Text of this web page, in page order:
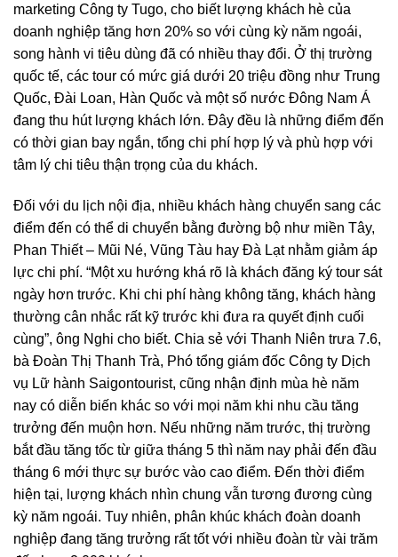
marketing Công ty Tugo, cho biết lượng khách hè của
doanh nghiệp tăng hơn 20% so với cùng kỳ năm ngoái,
song hành vi tiêu dùng đã có nhiều thay đổi. Ở thị trường
quốc tế, các tour có mức giá dưới 20 triệu đồng như Trung
Quốc, Đài Loan, Hàn Quốc và một số nước Đông Nam Á
đang thu hút lượng khách lớn. Đây đều là những điểm đến
có thời gian bay ngắn, tổng chi phí hợp lý và phù hợp với
tâm lý chi tiêu thận trọng của du khách.
Đối với du lịch nội địa, nhiều khách hàng chuyển sang các
điểm đến có thể di chuyển bằng đường bộ như miền Tây,
Phan Thiết – Mũi Né, Vũng Tàu hay Đà Lạt nhằm giảm áp
lực chi phí. “Một xu hướng khá rõ là khách đăng ký tour sát
ngày hơn trước. Khi chi phí hàng không tăng, khách hàng
thường cân nhắc rất kỹ trước khi đưa ra quyết định cuối
cùng”, ông Nghi cho biết. Chia sẻ với Thanh Niên trưa 7.6,
bà Đoàn Thị Thanh Trà, Phó tổng giám đốc Công ty Dịch
vụ Lữ hành Saigontourist, cũng nhận định mùa hè năm
nay có diễn biến khác so với mọi năm khi nhu cầu tăng
trưởng đến muộn hơn. Nếu những năm trước, thị trường
bắt đầu tăng tốc từ giữa tháng 5 thì năm nay phải đến đầu
tháng 6 mới thực sự bước vào cao điểm. Đến thời điểm
hiện tại, lượng khách nhìn chung vẫn tương đương cùng
kỳ năm ngoái. Tuy nhiên, phân khúc khách đoàn doanh
nghiệp đang tăng trưởng rất tốt với nhiều đoàn từ vài trăm